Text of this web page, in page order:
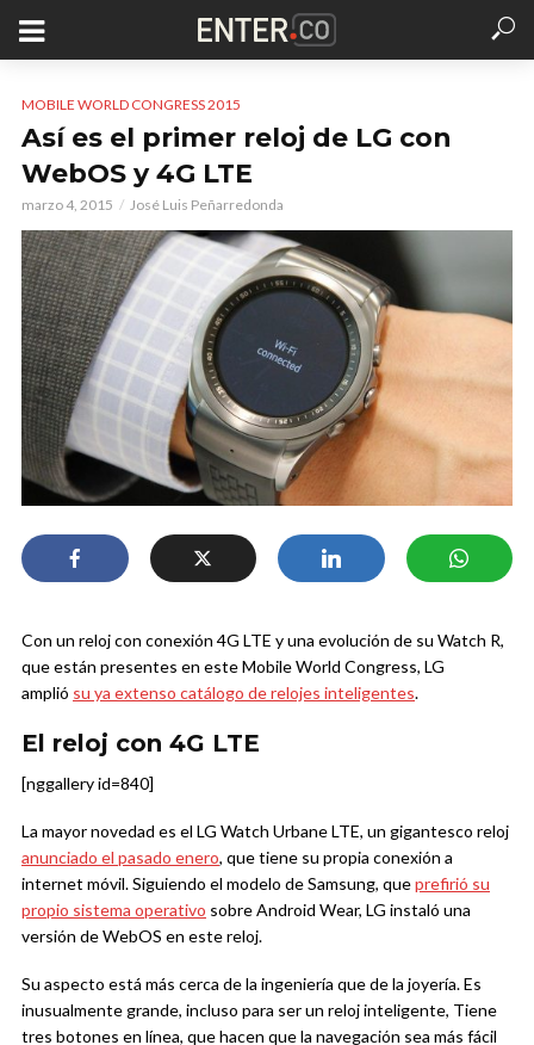
MOBILE WORLD CONGRESS 2015
Así es el primer reloj de LG con
WebOS y 4G LTE
marzo 4, 2015 José Luis Peñarredonda
Con un reloj con conexión 4G LTE y una evolución de su Watch R,
que están presentes en este Mobile World Congress, LG
amplió su ya extenso catálogo de relojes inteligentes.
El reloj con 4G LTE
[nggallery id=840]
La mayor novedad es el LG Watch Urbane LTE, un gigantesco reloj
anunciado el pasado enero, que tiene su propia conexión a
internet móvil. Siguiendo el modelo de Samsung, queprefirió su
propio sistema operativo sobre Android Wear, LG instaló una
versión de WebOS en este reloj.
Su aspecto está más cerca de la ingeniería que de la joyería. Es
inusualmente grande, incluso para ser un reloj inteligente, Tiene
tres botones en línea, que hacen que la navegación sea más fácil